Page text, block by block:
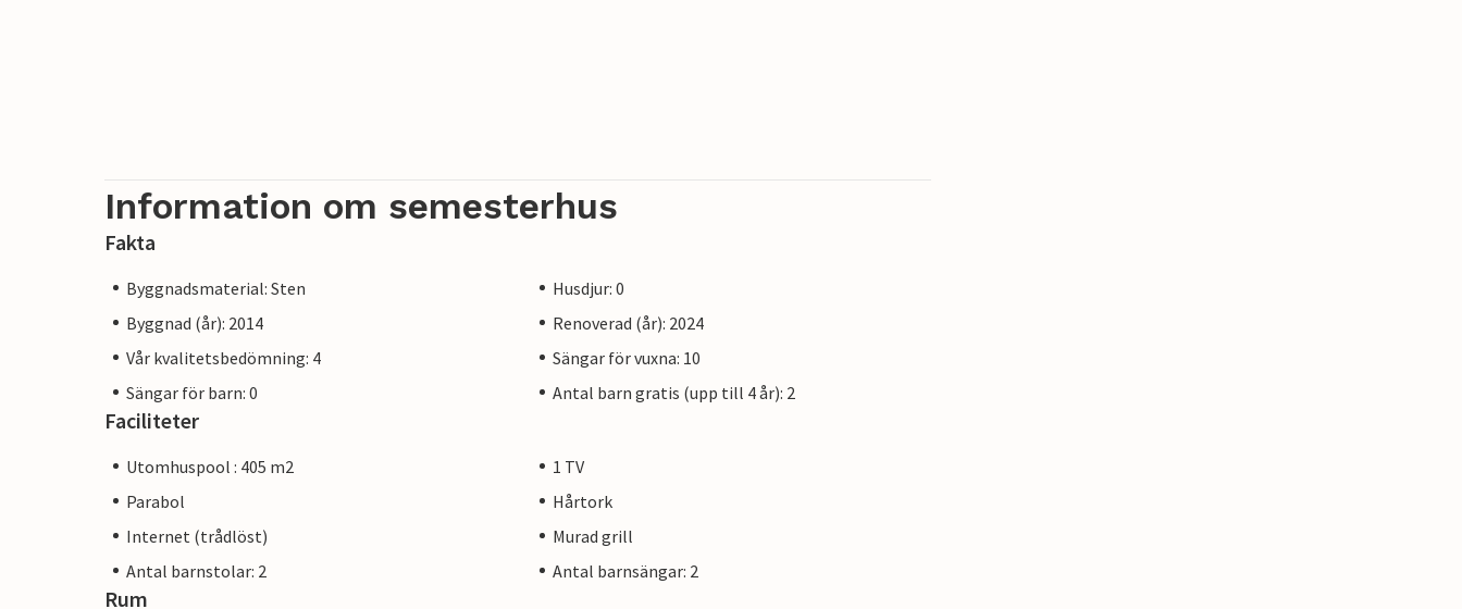
Information om semesterhus
Fakta
Byggnadsmaterial: Sten
Husdjur: 0
Byggnad (år): 2014
Renoverad (år): 2024
Vår kvalitetsbedömning: 4
Sängar för vuxna: 10
Sängar för barn: 0
Antal barn gratis (upp till 4 år): 2
Faciliteter
Utomhuspool : 405 m2
1 TV
Parabol
Hårtork
Internet (trådlöst)
Murad grill
Antal barnstolar: 2
Antal barnsängar: 2
Rum